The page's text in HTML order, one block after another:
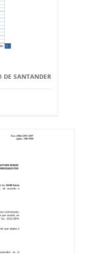
DE SANTANDER